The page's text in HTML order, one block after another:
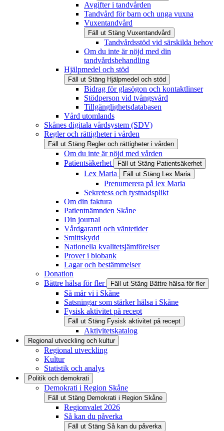
Avgifter i tandvården
Tandvård för barn och unga vuxna
Vuxentandvård
Fäll ut Stäng Vuxentandvård
Tandvårdsstöd vid särskilda behov
Om du inte är nöjd med din
tandvårdsbehandling
Hjälpmedel och stöd
Fäll ut Stäng Hjälpmedel och stöd
Bidrag för glasögon och kontaktlinser
Stödperson vid tvångsvård
Tillgänglighetsdatabasen
Vård utomlands
Skånes digitala vårdsystem (SDV)
Regler och rättigheter i vården
Fäll ut Stäng Regler och rättigheter i vården
Om du inte är nöjd med vården
Patientsäkerhet
Fäll ut Stäng Patientsäkerhet
Lex Maria Fäll ut Stäng Lex Maria
Prenumerera på lex Maria
Sekretess och tystnadsplikt
Om din faktura
Patientnämnden Skåne
Din journal
Vårdgaranti och väntetider
Smittskydd
Nationella kvalitetsjämförelser
Prover i biobank
Lagar och bestämmelser
Donation
Bättre hälsa för fler
Fäll ut Stäng Bättre hälsa för fler
Så mår vi i Skåne
Satsningar som stärker hälsa i Skåne
Fysisk aktivitet på recept
Fäll ut Stäng Fysisk aktivitet på recept
Aktivitetskatalog
Regional utveckling och kultur
Regional utveckling
Kultur
Statistik och analys
Politik och demokrati
Demokrati i Region Skåne
Fäll ut Stäng Demokrati i Region Skåne
Regionvalet 2026
Så kan du påverka
Fäll ut Stäng Så kan du påverka